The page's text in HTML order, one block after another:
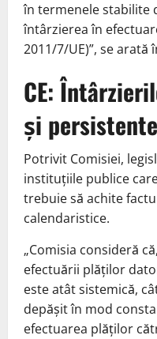
în termenele stabilite
întârzierea în
2011/7/UE)”, se
CE:
și
Potrivit Comisiei,
instituțiile publice
trebuie să achite
calendaristice.
„Comisia consideră
efectuării plăților
este atât sistemică,
depășit în mod
efectuarea plăților